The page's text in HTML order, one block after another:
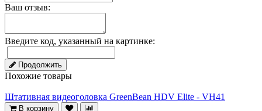
Ваш отзыв:
Введите код, указанный на картинке:
Продолжить
Похожие товары
Штативная видеоголовка GreenBean HDV Elite - VH41
В корзину